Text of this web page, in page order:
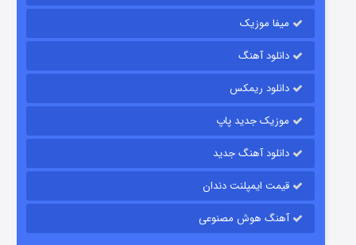
قسمت
شوگر فصل ۲
میفا موزیک
دانلود آهنگ
دانلود ریمکس
موزیک جدید پاپ
دانلود آهنگ جدید
قیمت ایمپلنت دندان
آهنگ هوش مصنوعی